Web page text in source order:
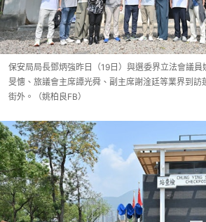
保安局局長鄧炳強昨日（19日）與選委界立法會議
旻憓、旅議會主席譚光舜、副主席謝淦廷等業界到訪
街外。（姚柏良FB）